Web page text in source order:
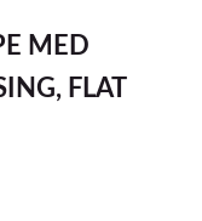
MED
FLAT